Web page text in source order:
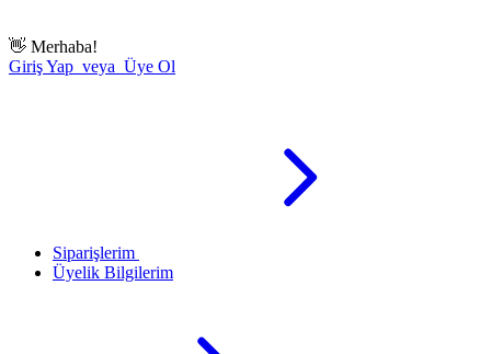
👋 Merhaba!
Giriş Yap veya Üye Ol
Siparişlerim
Üyelik Bilgilerim